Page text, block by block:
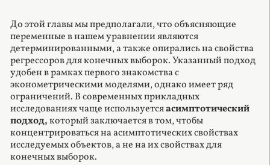
До этой главы мы предполагали, что объясняющие
переменные в нашем уравнении являются
детерминированными, а также опирались на свойства
регрессоров для конечных выборок. Указанный подход
удобен в рамках первого знакомства с
эконометрическими моделями, однако имеет ряд
ограничений. В современных прикладных
исследованиях чаще используетсяасимптотический
подход,который заключается в том, чтобы
концентрироваться на асимптотических свойствах
исследуемых объектов, а не на их свойствах для
конечных выборок.